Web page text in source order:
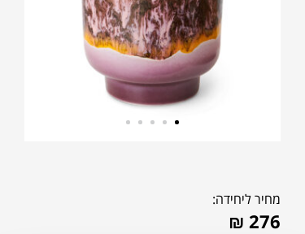
מחיר ליחידה:
₪ 276